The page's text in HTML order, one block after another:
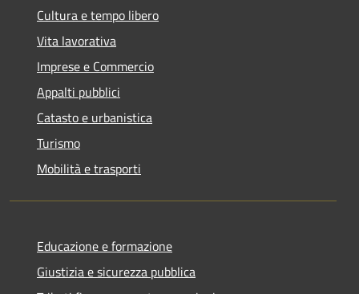
Cultura e tempo libero
Vita lavorativa
Imprese e Commercio
Appalti pubblici
Catasto e urbanistica
Turismo
Mobilità e trasporti
Educazione e formazione
Giustizia e sicurezza pubblica